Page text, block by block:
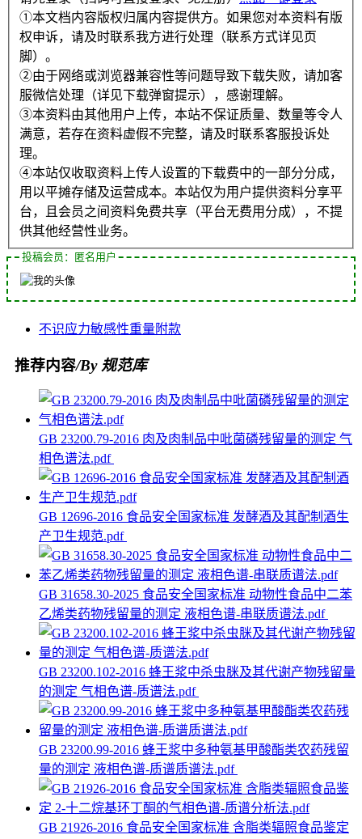
①本文档内容版权归属内容提供方。如果您对本资料有版
权申诉，请及时联系我方进行处理（联系方式详见页
脚）。
②由于网络或浏览器兼容性等问题导致下载失败，请加客
服微信处理（详见下载弹窗提示），感谢理解。
③本资料由其他用户上传，本站不保证质量、数量等令人
满意，若存在资料虚假不完整，请及时联系客服投诉处
理。
④本站仅收取资料上传人设置的下载费中的一部分分成，
用以平摊存储及运营成本。本站仅为用户提供资料分享平
台，且会员之间资料免费共享（平台无费用分成），不提
供其他经营性业务。
投稿会员：匿名用户
不识应力敏感性重量附款
推荐内容/By 规范库
GB 23200.79-2016 肉及肉制品中吡菌磷残留量的测定 气
相色谱法.pdf
GB 12696-2016 食品安全国家标准 发酵酒及其配制酒生
产卫生规范.pdf
GB 31658.30-2025 食品安全国家标准 动物性食品中二苯
乙烯类药物残留量的测定 液相色谱-串联质谱法.pdf
GB 23200.102-2016 蜂王浆中杀虫脒及其代谢产物残留量
的测定 气相色谱-质谱法.pdf
GB 23200.99-2016 蜂王浆中多种氨基甲酸酯类农药残留
量的测定 液相色谱-质谱质谱法.pdf
GB 21926-2016 食品安全国家标准 含脂类辐照食品鉴定